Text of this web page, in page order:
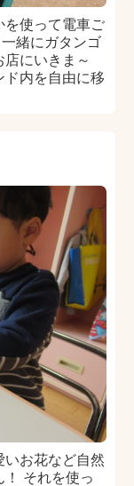
を使って電車ご
緒にガタンゴ
店にいきま～
ド内を自由に移
いお花など自然
それを使っ